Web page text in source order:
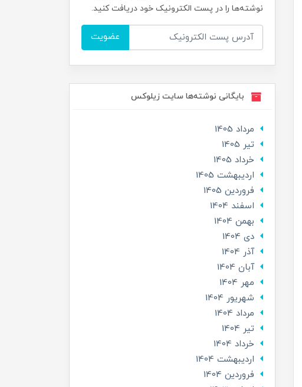
نوشته‌ها را در پست الکترونیک خود دریافت کنید.
عضویت
بایگانی نوشته‌ها سایت زیلوکس
مرداد 1405
تير 1405
خرداد 1405
ارديبهشت 1405
فروردین 1405
اسفند 1404
بهمن 1404
دی 1404
آذر 1404
آبان 1404
مهر 1404
شهریور 1404
مرداد 1404
تير 1404
خرداد 1404
ارديبهشت 1404
فروردین 1404